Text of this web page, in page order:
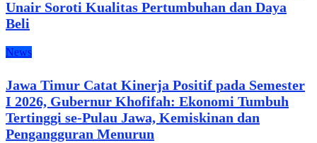
Unair Soroti Kualitas Pertumbuhan dan Daya
Beli
News
Jawa Timur Catat Kinerja Positif pada Semester
I 2026, Gubernur Khofifah: Ekonomi Tumbuh
Tertinggi se-Pulau Jawa, Kemiskinan dan
Pengangguran Menurun